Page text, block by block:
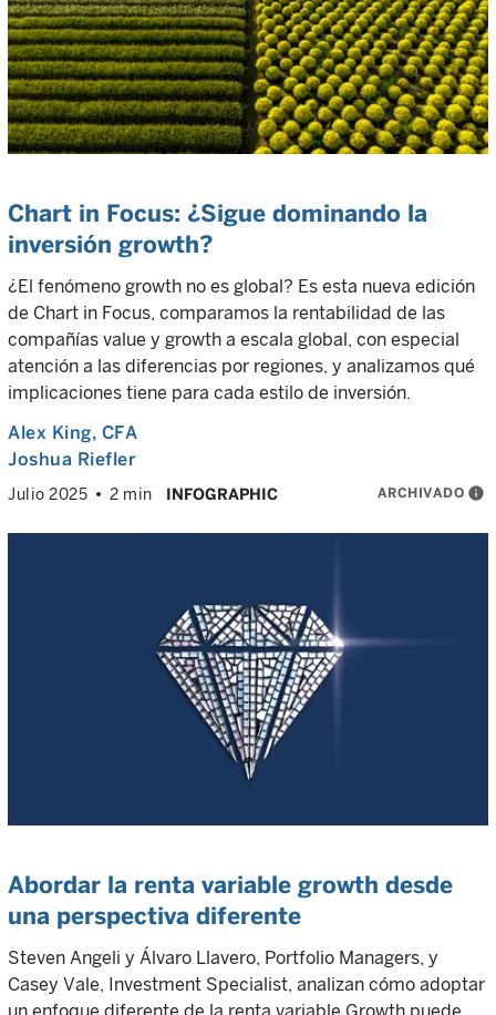
Chart in Focus: ¿Sigue dominando la
inversión growth?
¿El fenómeno growth no es global? Es esta nueva edición
de Chart in Focus, comparamos la rentabilidad de las
compañías value y growth a escala global, con especial
atención a las diferencias por regiones, y analizamos qué
implicaciones tiene para cada estilo de inversión.
Alex King, CFA
Joshua Riefler
Julio 2025 2 min INFOGRAPHIC ARCHIVADO info
Abordar la renta variable growth desde
una perspectiva diferente
Steven Angeli y Álvaro Llavero, Portfolio Managers, y
Casey Vale, Investment Specialist, analizan cómo adoptar